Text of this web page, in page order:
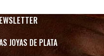
JOYAS DE PLATA